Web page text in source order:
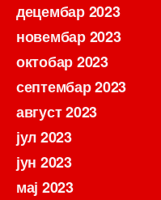
децембар 2023
новембар 2023
октобар 2023
септембар 2023
август 2023
јул 2023
јун 2023
мај 2023